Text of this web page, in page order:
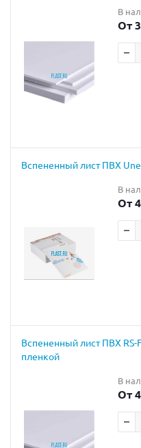
В
От
Вспененный лист ПВХ
В
От
Вспененный лист ПВХ
пленкой
В
От